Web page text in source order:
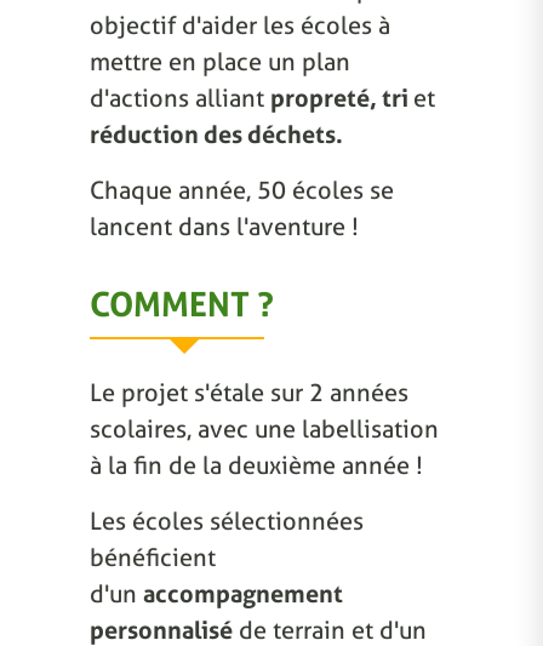
objectif d'aider les écoles à
mettre en place un plan
d'actions alliant propreté, tri et
réduction des déchets.
Chaque année, 50 écoles se
lancent dans l'aventure !
COMMENT ?
Le projet s'étale sur 2 années
scolaires, avec une labellisation
à la fin de la deuxième année !
Les écoles sélectionnées
bénéficient
d'un accompagnement
personnalisé de terrain et d'un